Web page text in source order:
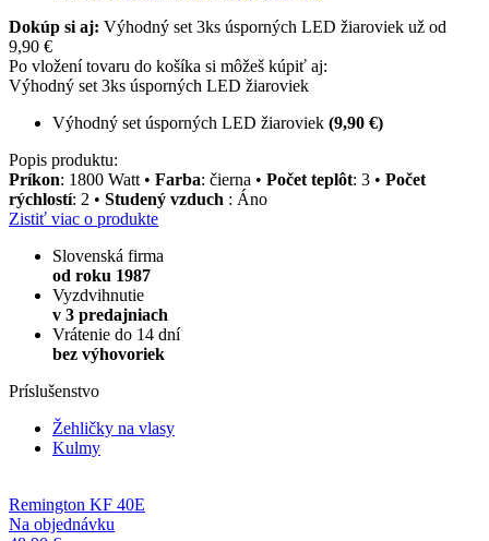
Dokúp si aj: Výhodný set 3ks úsporných LED žiaroviek už od
9,90 €
Po vložení tovaru do košíka si môžeš kúpiť aj:
Výhodný set 3ks úsporných LED žiaroviek
Výhodný set úsporných LED žiaroviek (9,90 €)
Popis produktu:
Príkon: 1800 Watt • Farba: čierna • Počet teplôt: 3 • Počet
rýchlostí: 2 • Studený vzduch : Áno
Zistiť viac o produkte
Slovenská firma
od roku 1987
Vyzdvihnutie
v 3 predajniach
Vrátenie do 14 dní
bez výhovoriek
Príslušenstvo
Žehličky na vlasy
Kulmy
Remington KF 40E
Na objednávku